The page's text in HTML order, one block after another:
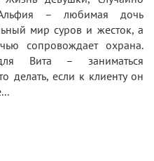
– любимая дочь
мир суров и жесток, а
сопровождает охрана.
Вита – заниматься
делать, если к клиенту он